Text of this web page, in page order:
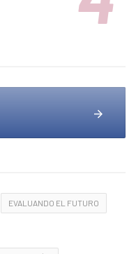
EVALUANDO EL FUTURO